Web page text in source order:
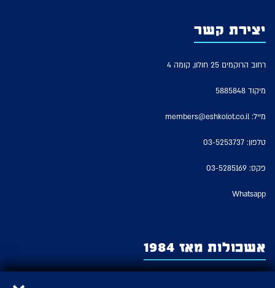
יצירת קשר
רחוב הרוקמים 25 חולון, קומה 4
מיקוד 5885848
מייל: members@eshkolot.co.il
טלפון: 03-5253737
פקס: 03-5285169
Whatsapp
אשכולות מאז 1984